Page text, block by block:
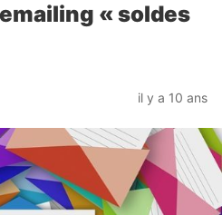
« soldes
il y a 10 ans